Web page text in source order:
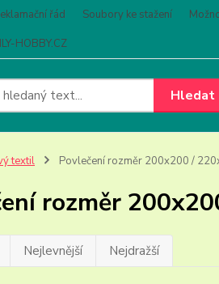
řád Soubory ke stažení
HOBBY.CZ
Hledat
textil Povlečení rozměr 200x200 /
rozměr
Nejlevnější Nejdražší